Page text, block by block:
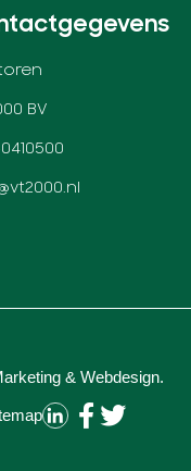
BV
& Webdesign.